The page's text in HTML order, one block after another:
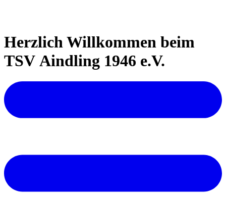
Herzlich Willkommen beim
TSV Aindling 1946 e.V.